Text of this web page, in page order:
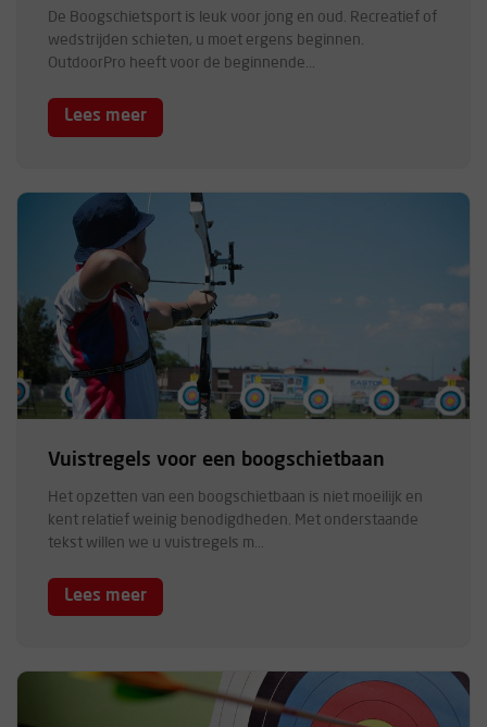
De Boogschietsport is leuk voor jong en oud. Recreatief of
wedstrijden schieten, u moet ergens beginnen.
OutdoorPro heeft voor de beginnende...
Lees meer
Vuistregels voor een boogschietbaan
Het opzetten van een boogschietbaan is niet moeilijk en
kent relatief weinig benodigdheden. Met onderstaande
tekst willen we u vuistregels m...
Lees meer